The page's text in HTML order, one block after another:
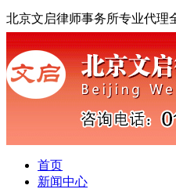
北京文启律师事务所专业代理
首页
新闻中心